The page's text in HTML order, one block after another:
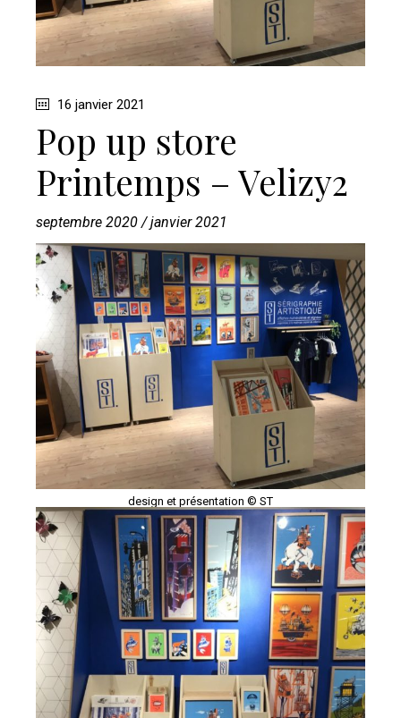
16 janvier 2021
Pop up store
Printemps – Velizy2
septembre 2020 / janvier 2021
design et présentation © ST